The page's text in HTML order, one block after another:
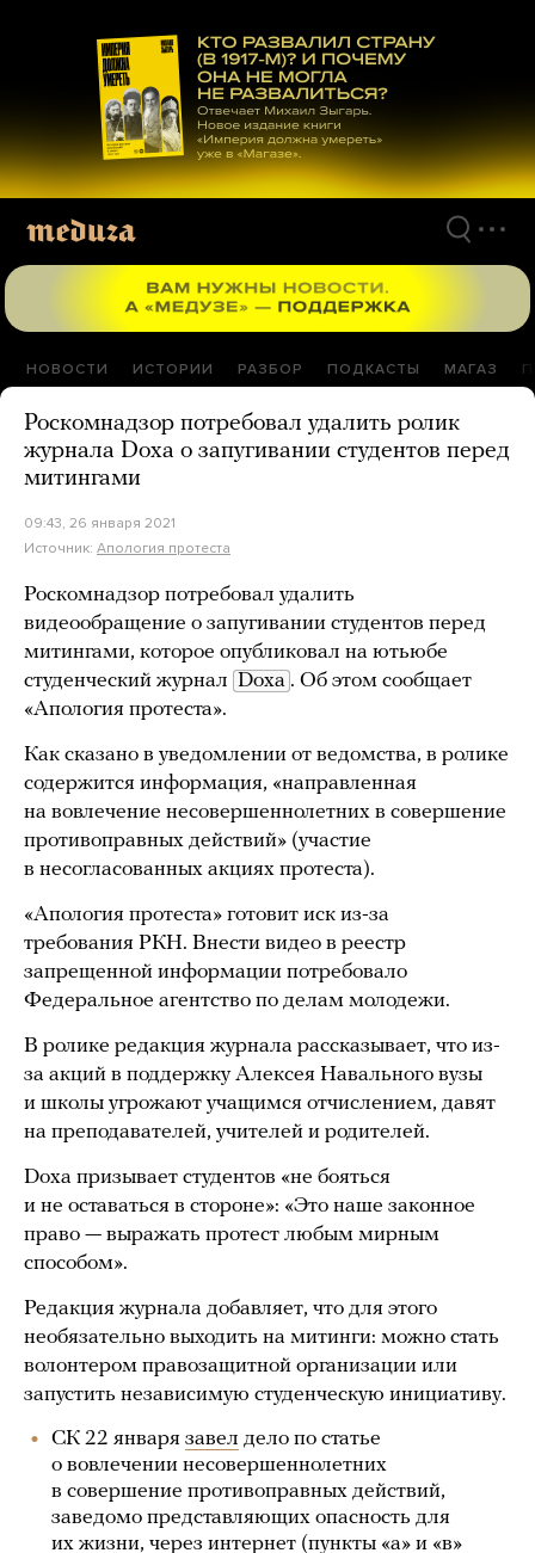
материалам
НОВОСТИ ИСТОРИИ РАЗБОР ПОДКАСТЫ МАГАЗ
Роскомнадзор потребовал удалить ролик
журнала Doxa о запугивании студентов перед
митингами
09:43, 26 января 2021
Источник: Апология протеста
Роскомнадзор потребовал удалить
видеообращение о запугивании студентов перед
митингами, которое опубликовал на ютьюбе
студенческий журнал Doxa . Об этом сообщает
«Апология протеста».
Как сказано в уведомлении от ведомства, в ролике
содержится информация, «направленная
на вовлечение несовершеннолетних в совершение
противоправных действий» (участие
в несогласованных акциях протеста).
«Апология протеста» готовит иск из-за
требования РКН. Внести видео в реестр
запрещенной информации потребовало
Федеральное агентство по делам молодежи.
В ролике редакция журнала рассказывает, что из-
за акций в поддержку Алексея Навального вузы
и школы угрожают учащимся отчислением, давят
на преподавателей, учителей и родителей.
Doxa призывает студентов «не бояться
и не оставаться в стороне»: «Это наше законное
право — выражать протест любым мирным
способом».
Редакция журнала добавляет, что для этого
необязательно выходить на митинги: можно стать
волонтером правозащитной организации или
запустить независимую студенческую инициативу.
СК 22 января завел дело по статье
о вовлечении несовершеннолетних
в совершение противоправных действий,
заведомо представляющих опасность для
их жизни, через интернет (пункты «а» и «в»